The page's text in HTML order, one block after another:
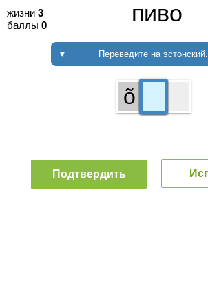
жизни 3
баллы 0 пиво
▼ Переведите на эстонский.